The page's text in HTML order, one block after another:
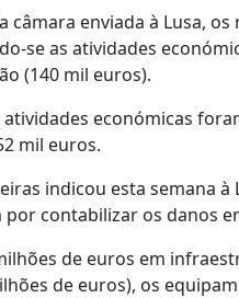
câmara enviada à Lusa,
se as atividades
(140 mil euros).
económicas
mil euros.
indicou esta semana
contabilizar os danos
de euros em
de euros), os